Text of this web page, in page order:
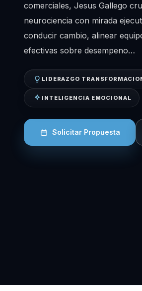
comerciales, Jesus Gallego
neurociencia con mirada
conducir cambio, alinear
efectivas sobre desempeno…
LIDERAZGO
INTELIGENCIA EMOCIONAL
Solicitar Propuesta